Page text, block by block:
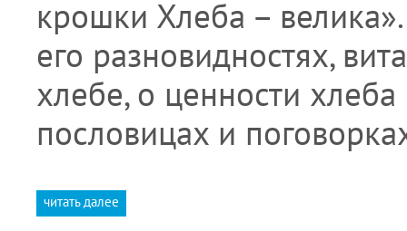
крошки Хлеба –
его разновидностях,
хлебе, о ценности
пословицах и
читать далее